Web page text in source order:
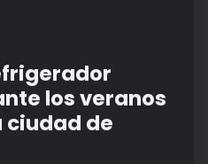
los veranos
ciudad de